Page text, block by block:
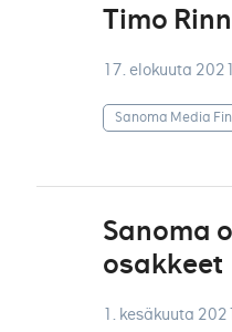
Timo
17. elokuuta 2021
Sanoma Media
Sanoma
osakkeet
1. kesäkuuta